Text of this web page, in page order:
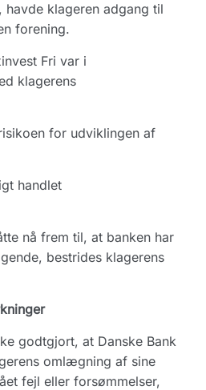
klageren adgang til
forening.
Fri var i
klagerens
for udviklingen af
handlet
nå frem til, at banken har
bestrides klagerens
godtgjort, at Danske Bank
omlægning af sine
fejl eller forsømmelser,